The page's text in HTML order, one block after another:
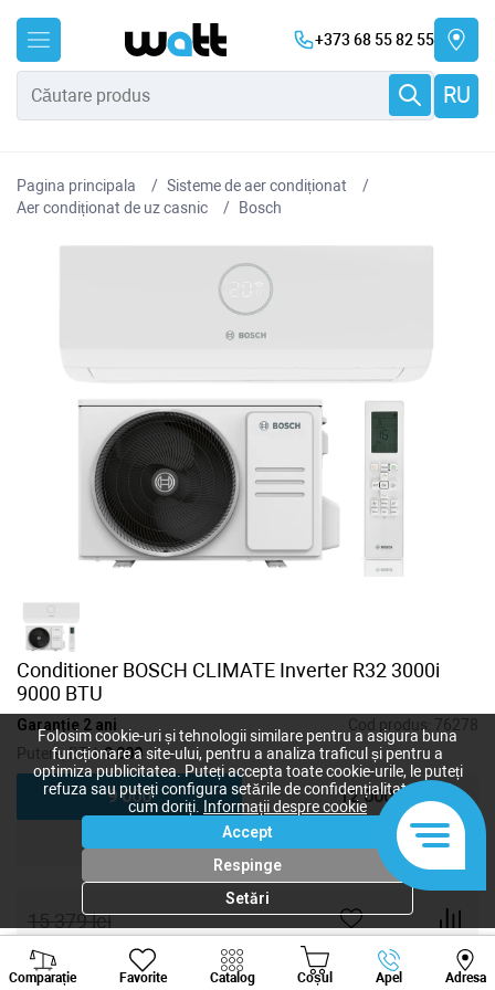
+373 68 55 82 55
RU
Pagina principala
Sisteme de aer condiționat
Aer condiționat de uz casnic
Bosch
Conditioner BOSCH CLIMATE Inverter R32 3000i
9000 BTU
Garanție 2 ani Cod produs: 76278
Putere, BTU:9 000
9 000 12 000
15 379lei
13 072 lei
Comparație Favorite Catalog Coșul Apel Adresa
Viber Whatsapp
Folosim cookie-uri și tehnologii similare pentru a asigura buna
funcționare a site-ului, pentru a analiza traficul și pentru a
optimiza publicitatea. Puteți accepta toate cookie-urile, le puteți
refuza sau puteți configura setările de confidențialitate după
cum doriți.
Informații despre cookie
Accept
Respinge
Setări